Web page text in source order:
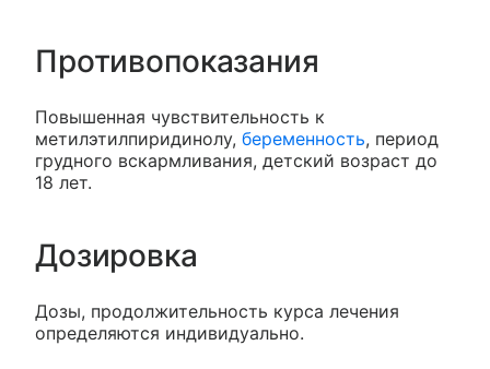
Противопоказания
Повышенная чувствительность к
метилэтилпиридинолу, беременность, период
грудного вскармливания, детский возраст до
18 лет.
Дозировка
Дозы, продолжительность курса лечения
определяются индивидуально.